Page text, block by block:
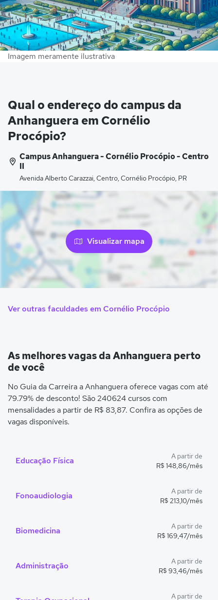
Imagem meramente ilustrativa
Qual o endereço do campus da
Anhanguera em Cornélio
Procópio?
Campus Anhanguera - Cornélio Procópio - Centro
II
Avenida Alberto Carazzai, Centro, Cornélio Procópio, PR
Visualizar mapa
Ver outras faculdades em Cornélio Procópio
As melhores vagas da Anhanguera perto
de você
No Guia da Carreira a Anhanguera oferece vagas com até
79.79% de desconto! São 240624 cursos com
mensalidades a partir de R$ 83,87. Confira as opções de
vagas disponíveis.
Educação Física
A partir de
R$ 148,86/mês
Fonoaudiologia
A partir de
R$ 213,10/mês
Biomedicina
A partir de
R$ 169,47/mês
Administração
A partir de
R$ 93,46/mês
A partir de